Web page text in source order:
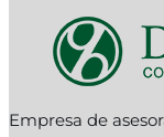
Empresa de